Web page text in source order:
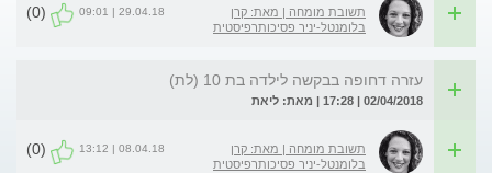
תשובת מומחה | מאת: קרן
בלומנטל-יניר פסיכותרפיסטית
29.04.18 | 09:01
(0)
עזרה דחופה בבקשה לילדה בת 10 (לת)
02/04/2018 | 17:28 | מאת: ליאת
תשובת מומחה | מאת: קרן
בלומנטל-יניר פסיכותרפיסטית
08.04.18 | 13:12
(0)